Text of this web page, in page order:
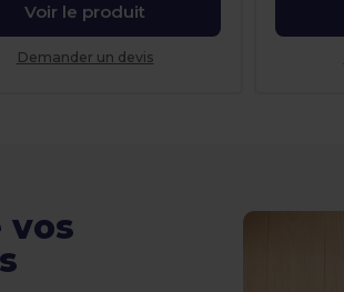
Voir le produit
Demander un devis
vos